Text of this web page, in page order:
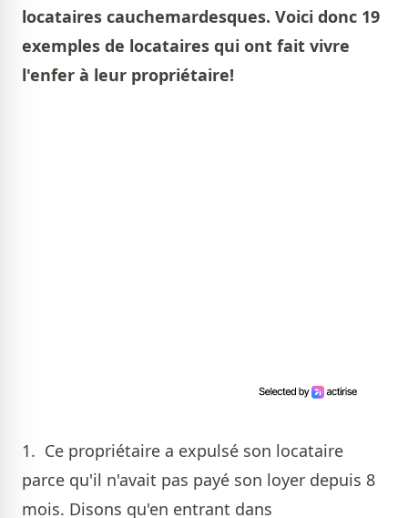
locataires cauchemardesques. Voici donc 19
exemples de locataires qui ont fait vivre
l'enfer à leur propriétaire!
1. Ce propriétaire a expulsé son locataire
parce qu'il n'avait pas payé son loyer depuis 8
mois. Disons qu'en entrant dans